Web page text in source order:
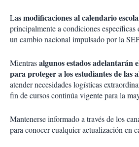
Las modificaciones al calendario
principalmente a condiciones específicas
un cambio nacional impulsado por la
Mientrasalgunos estados adelantarán
para proteger a los estudiantes de las
atender necesidades logísticas
fin de cursos continúa vigente para la
Mantenerse informado a través de los
para conocer cualquier actualización en